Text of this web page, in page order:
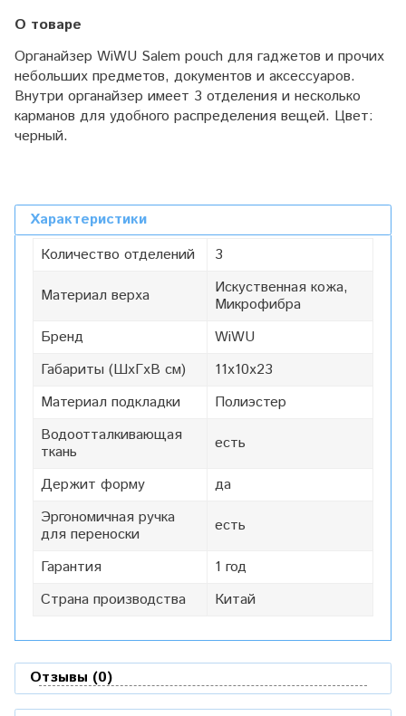
О товаре
Органайзер WiWU Salem pouch для гаджетов и прочих
небольших предметов, документов и аксессуаров.
Внутри органайзер имеет 3 отделения и несколько
карманов для удобного распределения вещей. Цвет:
черный.
Характеристики
Количество отделений
3
Материал верха
Искуственная кожа,
Микрофибра
Бренд
WiWU
Габариты (ШxГxВ см)
11х10х23
Материал подкладки
Полиэстер
Водоотталкивающая
ткань
есть
Держит форму
да
Эргономичная ручка
для переноски
есть
Гарантия
1 год
Страна производства
Китай
Отзывы (0)